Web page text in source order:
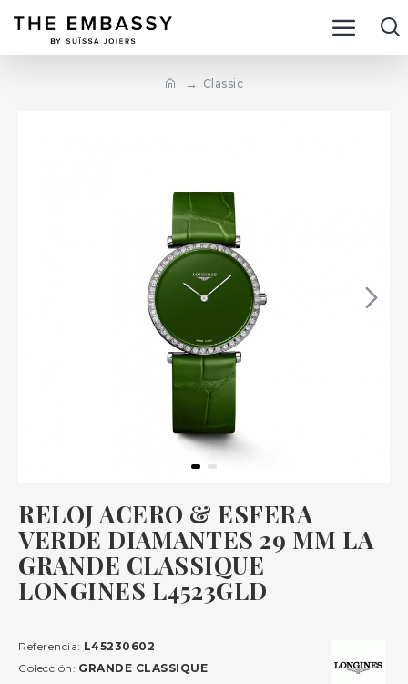
Classic
RELOJ ACERO & ESFERA
VERDE DIAMANTES 29 MM LA
GRANDE CLASSIQUE
LONGINES L4523GLD
Referencia: L45230602
Colección: GRANDE CLASSIQUE